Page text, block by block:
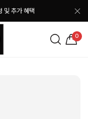
및 추가 혜택
0